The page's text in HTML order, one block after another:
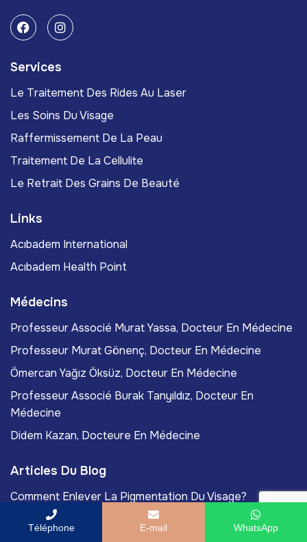
Services
Le Traitement Des Rides Au Laser
Les Soins Du Visage
Raffermissement De La Peau
Traitement De La Cellulite
Le Retrait Des Grains De Beauté
Links
Acıbadem International
Acıbadem Health Point
Médecins
Professeur Associé Murat Yassa, Docteur En Médecine
Professeur Murat Gönenç, Docteur En Médecine
Ömercan Yağız Öksüz, Docteur En Médecine
Professeur Associé Burak Tanyıldız, Docteur En
Médecine
Didem Kazan, Docteure En Médecine
Articles Du Blog
Comment Enlever La Pigmentation Du Visage?
Les Meilleurs Traitements Des Cicatrices Après Une
Chirurgie Esthétique
Téléphone E-mail WhatsApp